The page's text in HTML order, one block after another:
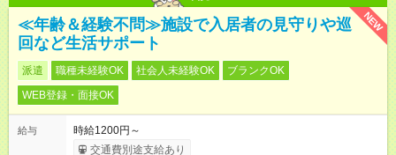
NEW
≪年齢＆経験不問≫施設で入居者の見守りや巡
回など生活サポート
派遣 職種未経験OK 社会人未経験OK
ブランクOK
WEB登録・面接OK
給与
時給1200円～
交通費別途支給あり